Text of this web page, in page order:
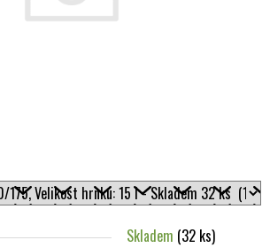
Skladem (32 ks)